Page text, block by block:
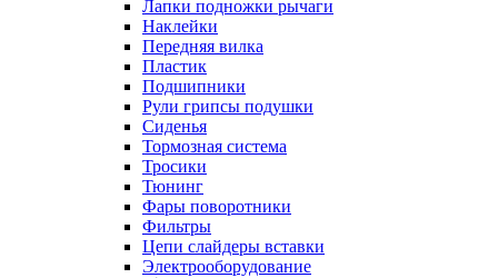
Лапки подножки рычаги
Наклейки
Передняя вилка
Пластик
Подшипники
Рули грипсы подушки
Сиденья
Тормозная система
Тросики
Тюнинг
Фары поворотники
Фильтры
Цепи слайдеры вставки
Электрооборудование